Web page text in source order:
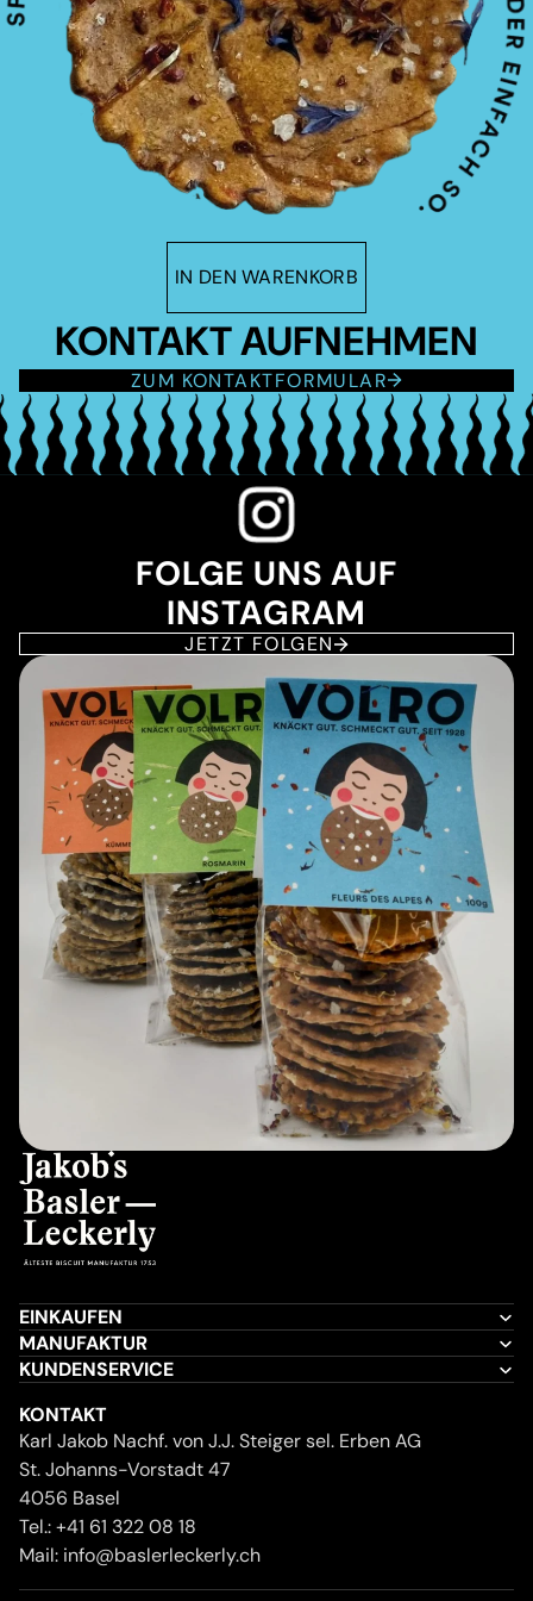
IN DEN WARENKORB
KONTAKT AUFNEHMEN
ZUM KONTAKTFORMULAR
FOLGE UNS AUF
INSTAGRAM
JETZT FOLGEN
EINKAUFEN
MANUFAKTUR
KUNDENSERVICE
KONTAKT
Karl Jakob Nachf. von J.J. Steiger sel. Erben AG
St. Johanns-Vorstadt 47
4056 Basel
Tel.:+41 61 322 08 18
Mail: info@baslerleckerly.ch